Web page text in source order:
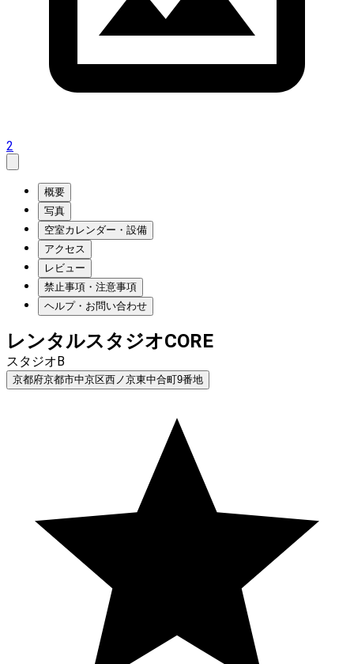
2
概要
写真
空室カレンダー・設備
アクセス
レビュー
禁止事項・注意事項
ヘルプ・お問い合わせ
レンタルスタジオCORE
スタジオB
京都府京都市中京区西ノ京東中合町9番地